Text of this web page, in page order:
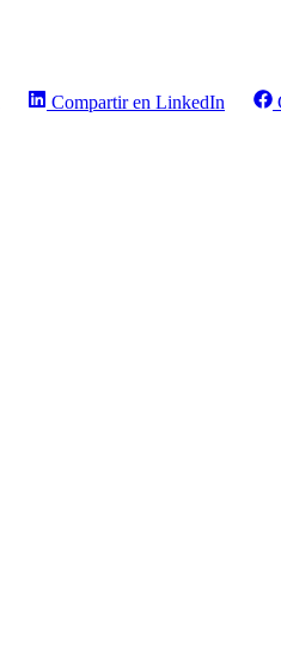
Compartir en LinkedIn